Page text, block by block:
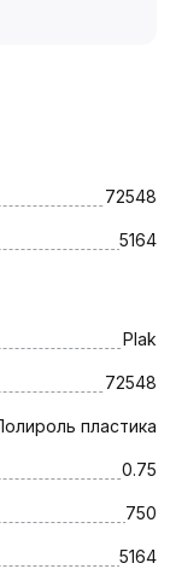
72548
5164
Plak
72548
пластика
0.75
750
5164